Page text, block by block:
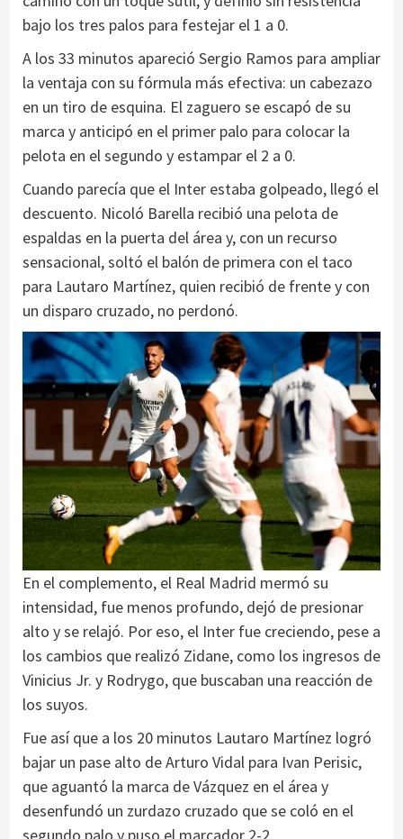
bajo los tres palos para festejar el 1 a 0.
A los 33 minutos apareció Sergio Ramos para ampliar
la ventaja con su fórmula más efectiva: un cabezazo
en un tiro de esquina. El zaguero se escapó de su
marca y anticipó en el primer palo para colocar la
pelota en el segundo y estampar el 2 a 0.
Cuando parecía que el Inter estaba golpeado, llegó el
descuento. Nicoló Barella recibió una pelota de
espaldas en la puerta del área y, con un recurso
sensacional, soltó el balón de primera con el taco
para Lautaro Martínez, quien recibió de frente y con
un disparo cruzado, no perdonó.
En el complemento, el Real Madrid mermó su
intensidad, fue menos profundo, dejó de presionar
alto y se relajó. Por eso, el Inter fue creciendo, pese a
los cambios que realizó Zidane, como los ingresos de
Vinicius Jr. y Rodrygo, que buscaban una reacción de
los suyos.
Fue así que a los 20 minutos Lautaro Martínez logró
bajar un pase alto de Arturo Vidal para Ivan Perisic,
que aguantó la marca de Vázquez en el área y
desenfundó un zurdazo cruzado que se coló en el